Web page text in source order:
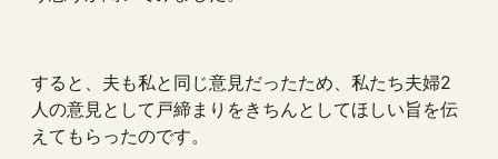
すると、夫も私と同じ意見だったため、私たち夫婦2
人の意見として戸締まりをきちんとしてほしい旨を伝
えてもらったのです。